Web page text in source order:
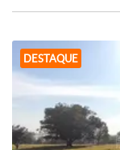
DESTAQUE